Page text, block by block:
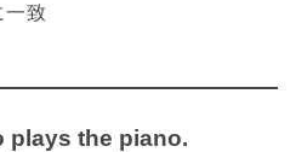
一致
plays the piano.